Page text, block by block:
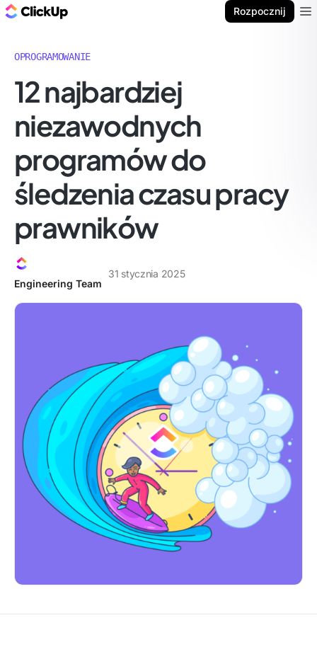
Rozpocznij
OPROGRAMOWANIE
12 najbardziej
niezawodnych
programów do
śledzenia czasu pracy
prawników
Engineering Team
31 stycznia 2025